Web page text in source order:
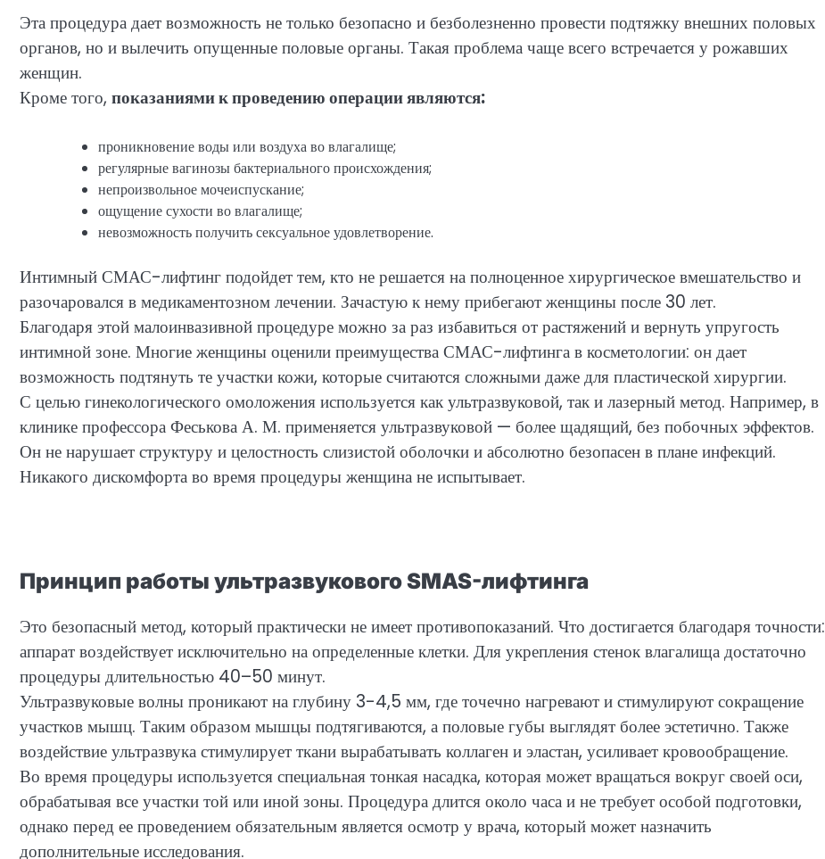
Эта процедура дает возможность не только безопасно и безболезненно провести подтяжку внешних половых
органов, но и вылечить опущенные половые органы. Такая проблема чаще всего встречается у рожавших
женщин.
Кроме того, показаниями к проведению операции являются:
проникновение воды или воздуха во влагалище;
регулярные вагинозы бактериального происхождения;
непроизвольное мочеиспускание;
ощущение сухости во влагалище;
невозможность получить сексуальное удовлетворение.
Интимный СМАС-лифтинг подойдет тем, кто не решается на полноценное хирургическое вмешательство и
разочаровался в медикаментозном лечении. Зачастую к нему прибегают женщины после 30 лет.
Благодаря этой малоинвазивной процедуре можно за раз избавиться от растяжений и вернуть упругость
интимной зоне. Многие женщины оценили преимущества СМАС-лифтинга в косметологии: он дает
возможность подтянуть те участки кожи, которые считаются сложными даже для пластической хирургии.
С целью гинекологического омоложения используется как ультразвуковой, так и лазерный метод. Например, в
клинике профессора Феськова А. М. применяется ультразвуковой — более щадящий, без побочных эффектов.
Он не нарушает структуру и целостность слизистой оболочки и абсолютно безопасен в плане инфекций.
Никакого дискомфорта во время процедуры женщина не испытывает.
Принцип работы ультразвукового SMAS-лифтинга
Это безопасный метод, который практически не имеет противопоказаний. Что достигается благодаря точности:
аппарат воздействует исключительно на определенные клетки. Для укрепления стенок влагалища достаточно
процедуры длительностью 40–50 минут.
Ультразвуковые волны проникают на глубину 3-4,5 мм, где точечно нагревают и стимулируют сокращение
участков мышц. Таким образом мышцы подтягиваются, а половые губы выглядят более эстетично. Также
воздействие ультразвука стимулирует ткани вырабатывать коллаген и эластан, усиливает кровообращение.
Во время процедуры используется специальная тонкая насадка, которая может вращаться вокруг своей оси,
обрабатывая все участки той или иной зоны. Процедура длится около часа и не требует особой подготовки,
однако перед ее проведением обязательным является осмотр у врача, который может назначить
дополнительные исследования.